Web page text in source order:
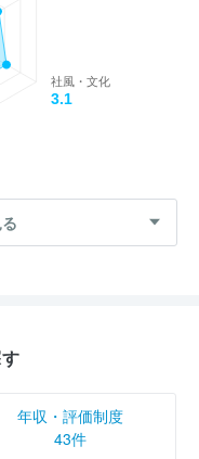
社風・文化
3.1
年収・評価制度
43件